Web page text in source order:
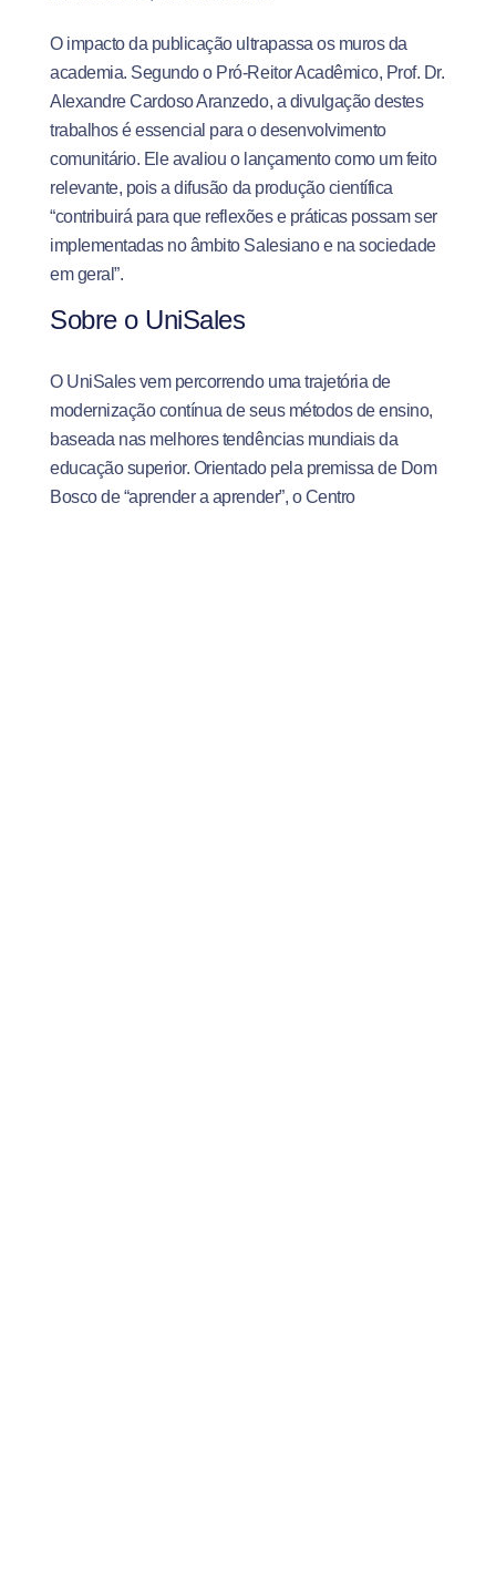
O impacto da publicação ultrapassa os muros da
academia. Segundo o Pró-Reitor Acadêmico, Prof. Dr.
Alexandre Cardoso Aranzedo, a divulgação destes
trabalhos é essencial para o desenvolvimento
comunitário. Ele avaliou o lançamento como um feito
relevante, pois a difusão da produção científica
“contribuirá para que reflexões e práticas possam ser
implementadas no âmbito Salesiano e na sociedade
em geral”.
Sobre o UniSales
O UniSales vem percorrendo uma trajetória de
modernização contínua de seus métodos de ensino,
baseada nas melhores tendências mundiais da
educação superior. Orientado pela premissa de Dom
Bosco de “aprender a aprender”, o Centro